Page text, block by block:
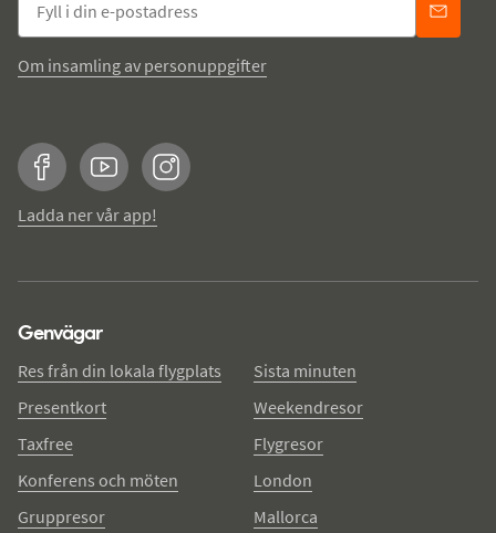
Om insamling av personuppgifter
FacebookYouTubeInstagram
Ladda ner vår app!
Genvägar
Res från din lokala flygplats
Presentkort
Taxfree
Konferens och möten
Gruppresor
Sista minuten
Weekendresor
Flygresor
London
Mallorca